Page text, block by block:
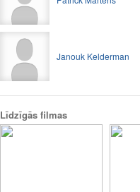
Janouk Kelderman
Līdzīgās filmas